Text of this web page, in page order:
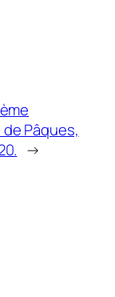
Pâques,
→